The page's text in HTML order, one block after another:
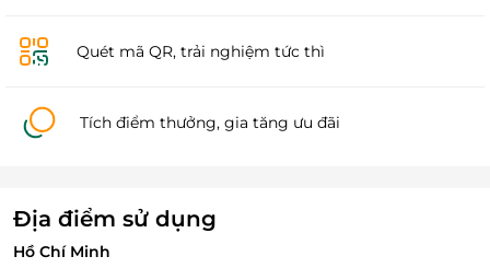
Quét mã QR, trải nghiệm tức thì
Tích điểm thưởng, gia tăng ưu đãi
Địa điểm sử dụng
Hồ Chí Minh